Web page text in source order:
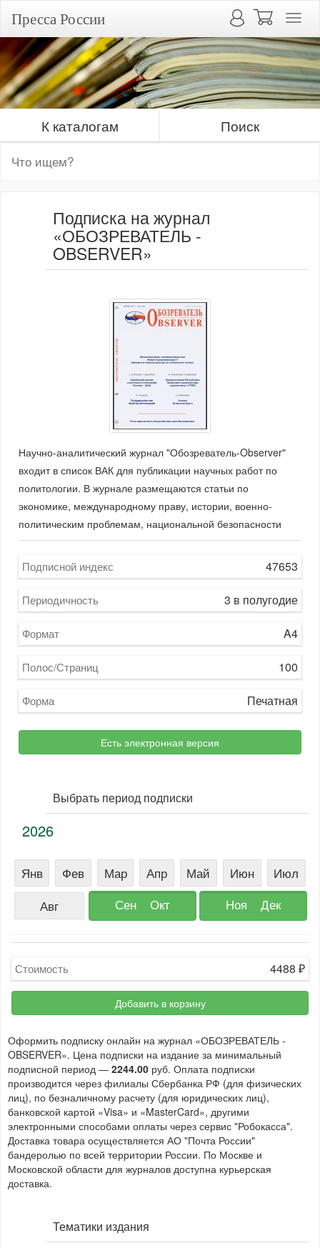
Пресса России
К каталогам Поиск
Подписка на журнал
«ОБОЗРЕВАТЕЛЬ -
OBSERVER»
Научно-аналитический журнал "Обозреватель-Observer"
входит в список ВАК для публикации научных работ по
политологии. В журнале размещаются статьи по
экономике, международному праву, истории, военно-
политическим проблемам, национальной безопасности
Подписной индекс 47653
Периодичность 3 в полугодие
Формат A4
Полос/Страниц 100
Форма Печатная
Есть электронная версия
Выбрать период подписки
2026
Янв Фев Мар Апр Май Июн
Июл
Авг
Сен Окт Ноя Дек
Стоимость 4488 ₽
Добавить в корзину
Оформить подписку онлайн на журнал «ОБОЗРЕВАТЕЛЬ -
OBSERVER». Цена подписки на издание за минимальный
подписной период — 2244.00 руб. Оплата подписки
производится через филиалы Сбербанка РФ (для физических
лиц), по безналичному расчету (для юридических лиц),
банковской картой «Visa» и «MasterCard», другими
электронными способами оплаты через сервис "Робокасса".
Доставка товара осуществляется АО "Почта России"
бандеролью по всей территории России. По Москве и
Московской области для журналов доступна курьерская
доставка.
Тематики издания